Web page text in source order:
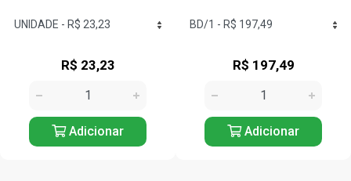
R$ 197,49
Adicionar
R$ 14,60
Adicionar